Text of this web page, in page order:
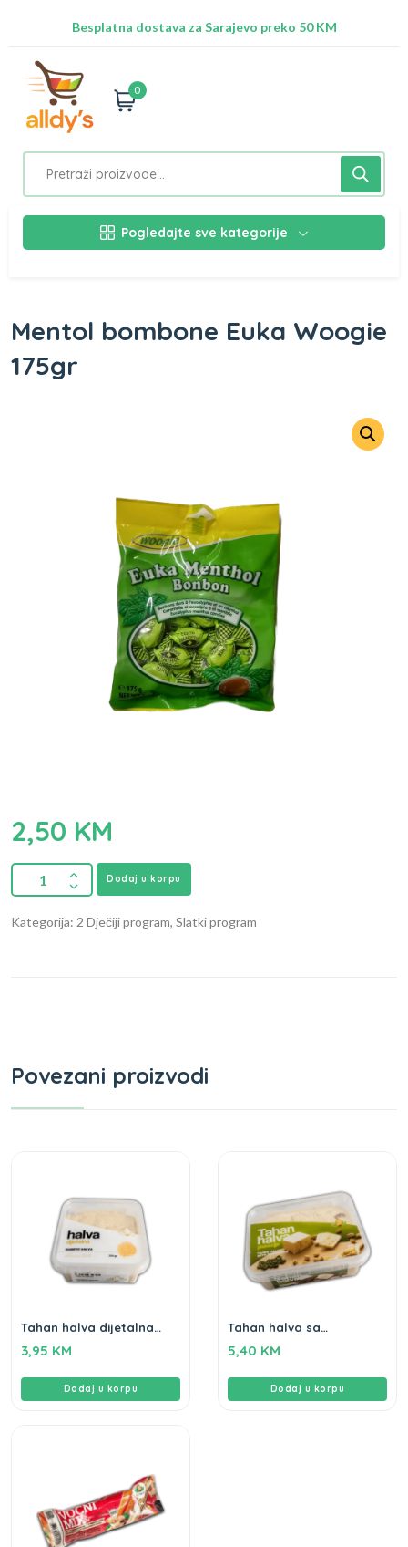
Nalazimo se na adresi Stupska 21b, Ilidža 71210
0
Pogledajte sve kategorije
Mentol bombone Euka Woogie
175gr
2,50 KM
Dodaj u korpu
Kategorija: 2 Dječiji program, Slatki program
Povezani proizvodi
Tahan halva dijetalna
3,95 KM
Dodaj u korpu
Tahan halva sa
250g
5,40 KM
Dodaj u korpu